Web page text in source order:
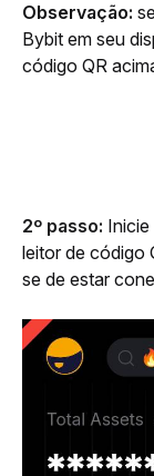
Observação:
Bybit em seu
código QR
2º passo:
leitor de código
se de estar